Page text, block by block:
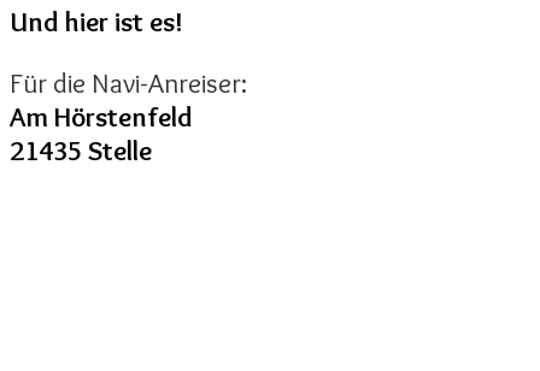
Und hier ist es!
Für die Navi-Anreiser:
Am Hörstenfeld
21435 Stelle